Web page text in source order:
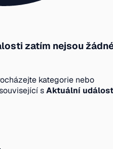
zatím nejsou
kategorie nebo
sAktuální